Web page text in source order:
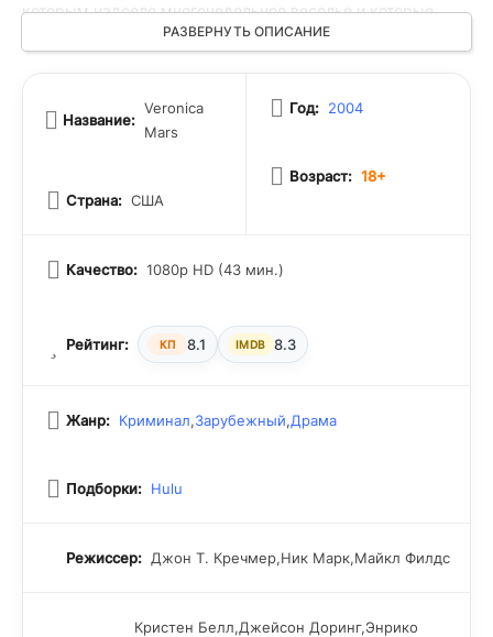
которым надоело многонедельное веселье и которые
хотят прекратить эти тусовки, и обычными людьми, для
которых наплыв отдыхающих — важный источник дохода.
неожиданных поворотов.
РАЗВЕРНУТЬ ОПИСАНИЕ
Название:
Veronica
Mars
Страна: США
Год: 2004
Возраст: 18+
Качество: 1080p HD (43 мин.)
Рейтинг: КП 8.1 IMDB 8.3
Жанр: Криминал,Зарубежный,Драма
Подборки: Hulu
Режиссер: Джон Т. Кречмер,Ник Марк,Майкл Филдс
Кристен Белл,Джейсон Доринг,Энрико